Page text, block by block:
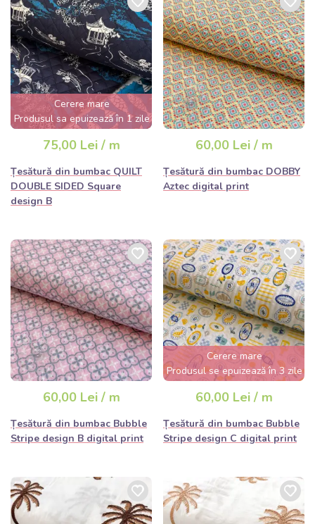
Cerere mare
Produsul sa epuizează în 1 zile
75,00 Lei / m
Țesătură din bumbac QUILT
DOUBLE SIDED Square
design B
60,00 Lei / m
Țesătură din bumbac DOBBY
Aztec digital print
60,00 Lei / m
Țesătură din bumbac Bubble
Stripe design B digital print
Cerere mare
Produsul se epuizează în 3 zile
60,00 Lei / m
Țesătură din bumbac Bubble
Stripe design C digital print